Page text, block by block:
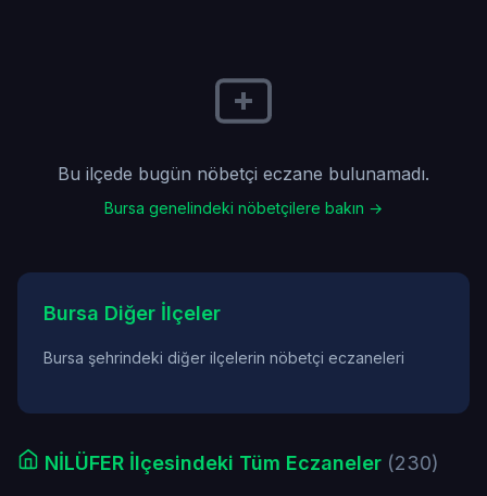
Bu ilçede bugün nöbetçi eczane bulunamadı.
Bursa genelindeki nöbetçilere bakın →
Bursa Diğer İlçeler
Bursa şehrindeki diğer ilçelerin nöbetçi eczaneleri
NİLÜFER İlçesindeki Tüm Eczaneler (230)